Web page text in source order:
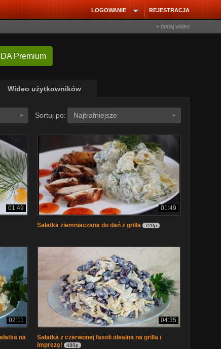
REJESTRACJA
LOGOWANIE
+ dodaj wideo
Premium
Wideo użytkowników
Sortuj po: Najtrafniejsze
01:49 01:49
Sałatka ziemniaczana do dań z grilla 720p
02:11
na
04:35
Sałatka z czerwonej fasoli idealna na grilla i
imprezę!
480p